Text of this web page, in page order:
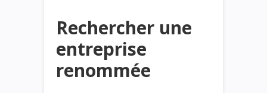
Rechercher une
entreprise
renommée